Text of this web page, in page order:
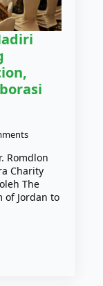
Romdlon
Charity
The
of Jordan to